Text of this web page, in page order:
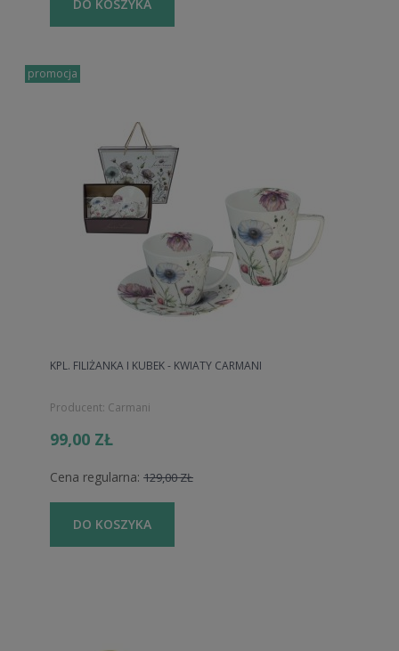
DO KOSZYKA
KPL. FILIŻANKA I KUBEK - KWIATY CARMANI
Producent: Carmani
99,00 ZŁ
Cena regularna: 129,00 ZŁ
DO KOSZYKA
promocja